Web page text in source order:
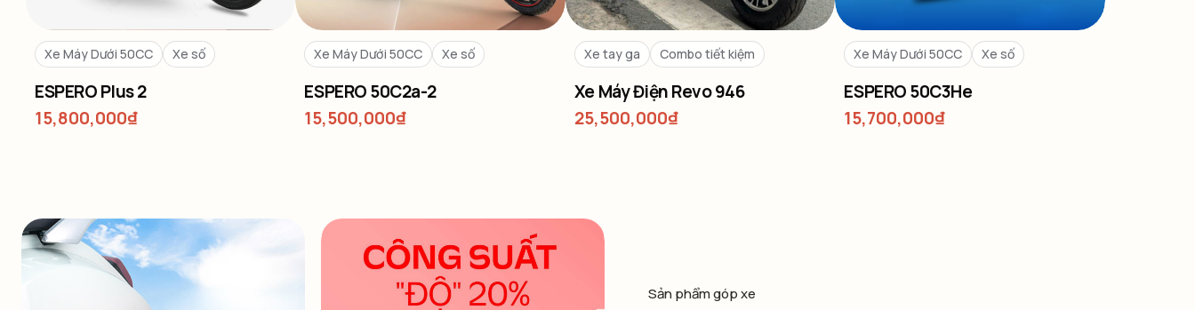
Xe Máy Dưới 50CC Xe số
ESPERO Plus 2
15,800,000₫
Xe Máy Dưới 50CC Xe số
ESPERO 50C2a-2
15,500,000₫
Xe tay ga Combo tiết kiệm
Xe Máy Điện Revo 946
25,500,000₫
Xe Máy Dưới 50CC Xe số
ESPERO 50C3He
15,700,000₫
Sản phẩm góp xe